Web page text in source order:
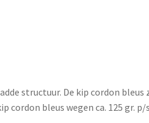
structuur. De kip cordon
cordon bleus wegen ca. 125 gr.